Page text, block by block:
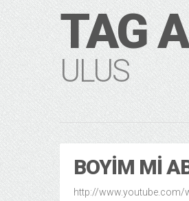
TAG
ULUS
BOYIM MI
http://www.youtube.com/